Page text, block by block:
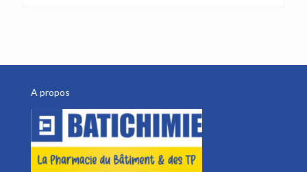
A propos